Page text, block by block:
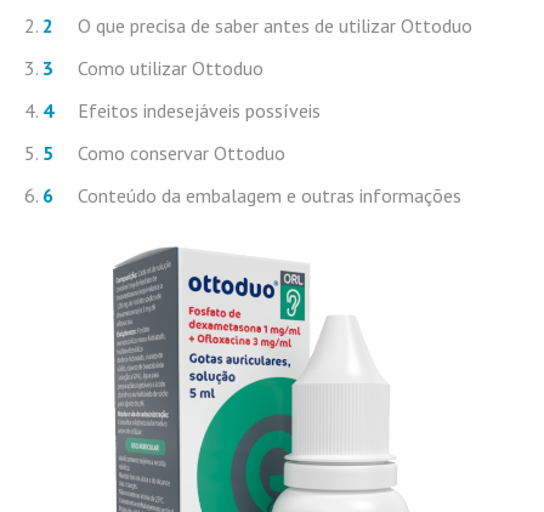
O que precisa de saber antes de utilizar Ottoduo
Como utilizar Ottoduo
Efeitos indesejáveis possíveis
Como conservar Ottoduo
Conteúdo da embalagem e outras informações